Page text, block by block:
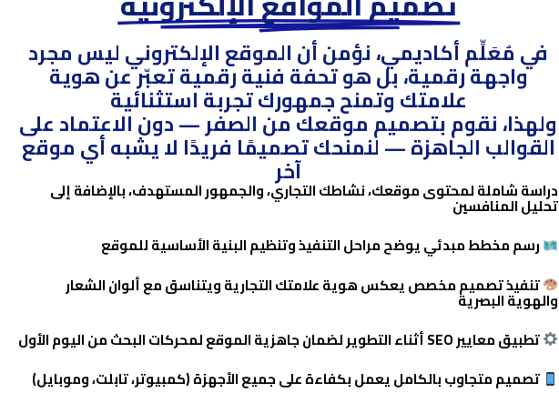
فيمُعَلِّم أكاديمي، نؤمن أن الموقع الإلكتروني ليس مجرد
واجهة رقمية، بل هوتحفة فنية رقميةتعبّر عن هوية
علامتك وتمنح جمهورك تجربة استثنائية
ولهذا، نقوم بتصميم موقعك من الصفر —دون الاعتماد على
القوالب الجاهزة— لنمنحك تصميمًا فريدًا لا يشبه أي موقع
آخر
دراسة شاملة لمحتوى موقعك، نشاطك التجاري، والجمهور المستهدف، بالإضافة إلى
تحليل المنافسين
رسم مخطط مبدئي يوضح مراحل التنفيذ وتنظيم البنية الأساسية للموقع
تنفيذ تصميم مخصص يعكس هوية علامتك التجارية ويتناسق مع ألوان الشعار
والهوية البصرية
تطبيق معايير SEO أثناء التطوير لضمان جاهزية الموقع لمحركات البحث من اليوم الأول
تصميم متجاوب بالكامل يعمل بكفاءة على جميع الأجهزة (كمبيوتر، تابلت، وموبايل)